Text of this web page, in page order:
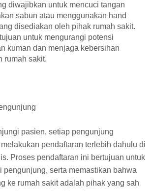
diwajibkan untuk mencuci tangan
sabun atau menggunakan hand
disediakan oleh pihak rumah sakit.
untuk mengurangi potensi
kuman dan menjaga kebersihan
rumah sakit.
pasien, setiap pengunjung
pendaftaran terlebih dahulu di
Proses pendaftaran ini bertujuan untuk
pengunjung, serta memastikan bahwa
ke rumah sakit adalah pihak yang sah